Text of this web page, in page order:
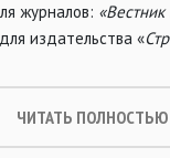
журналов:
издательства «
ЧИТАТЬ ПОЛНОСТЬЮ